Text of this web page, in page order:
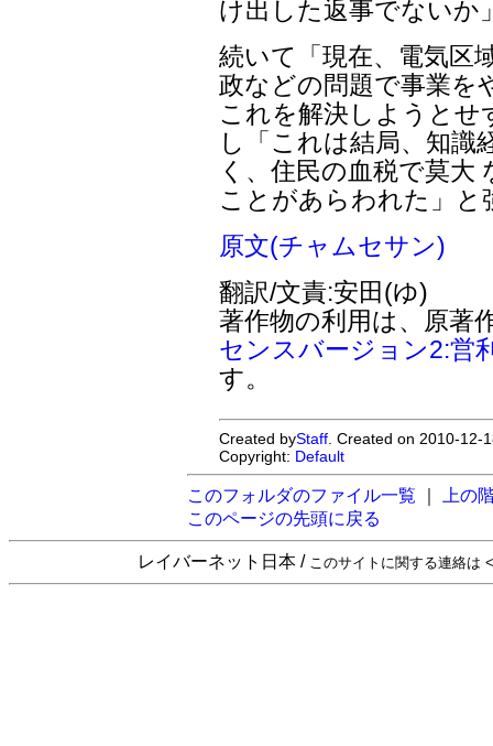
け出した返事でないか
続いて「現在、電気区
政などの問題で事業を
これを解決しようとせ
し「これは結局、知識
く、住民の血税で莫大
ことがあらわれた」と
原文(チャムセサン)
翻訳/文責:安田(ゆ)
著作物の利用は、原著
センスバージョン2:営
す。
Created byStaff . Created on 2010-
Copyright: Default
このフォルダのファイル一覧
上の
このページの先頭に戻る
レイバーネット日本 / このサイトに関する連絡は